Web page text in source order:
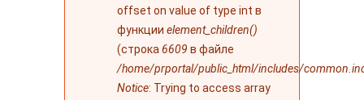
offset on value of type int в
функции element_children()
(строка 6609 в файле
/home/prportal/public_html/includes/
Notice: Trying to access array